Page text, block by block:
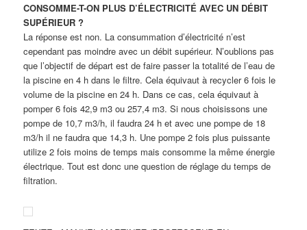
CONSOMME-T-ON PLUS D’ÉLECTRICITÉ AVEC UN DÉBIT
SUPÉRIEUR ?
La réponse est non. La consummation d’électricité n’est
cependant pas moindre avec un débit supérieur. N’oublions pas
que l’objectif de départ est de faire passer la totalité de l’eau de
la piscine en 4 h dans le filtre. Cela équivaut à recycler 6 fois le
volume de la piscine en 24 h. Dans ce cas, cela équivaut à
pomper 6 fois 42,9 m3 ou 257,4 m3. Si nous choisissons une
pompe de 10,7 m3/h, il faudra 24 h et avec une pompe de 18
m3/h il ne faudra que 14,3 h. Une pompe 2 fois plus puissante
utilize 2 fois moins de temps mais consomme la même énergie
électrique. Tout est donc une question de réglage du temps de
filtration.